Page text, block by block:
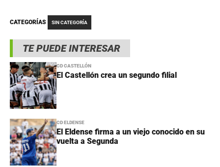
TE PUEDE INTERESAR
CD CASTELLÓN
El Castellón crea un segundo filial
CD ELDENSE
El Eldense firma a un viejo conocido en su
vuelta a Segunda
CATEGORÍAS SIN CATEGORÍA